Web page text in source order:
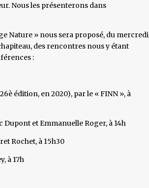
Nous les présenterons dans
Nature » nous sera proposé, du mercredi
des rencontres nous y étant
:
édition, en 2020), par le « FINN », à
et Emmanuelle Roger, à 14h
Rochet, à 15h30
à 17h